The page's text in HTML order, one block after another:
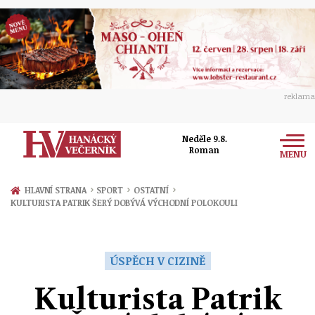
reklama
Neděle 9.8.
Roman
MENU
Zprávy
Přerov
Ekonomika
Ženy
Sport
HLAVNÍ STRANA › SPORT › OSTATNÍ ›
KULTURISTA PATRIK ŠERÝ DOBÝVÁ VÝCHODNÍ POLOKOULI
ÚSPĚCH V CIZINĚ
Kulturista Patrik